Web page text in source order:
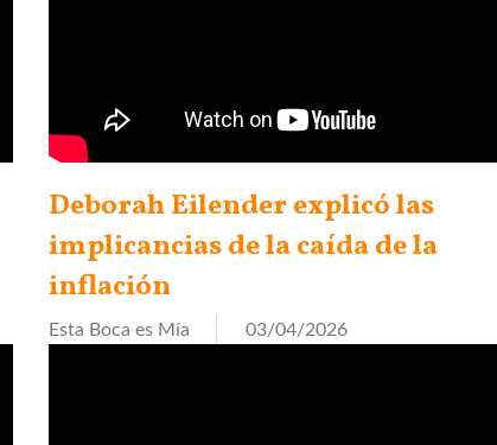
Deborah Eilender explicó las
implicancias de la caída de la
inflación
Esta Boca es Mía 03/04/2026